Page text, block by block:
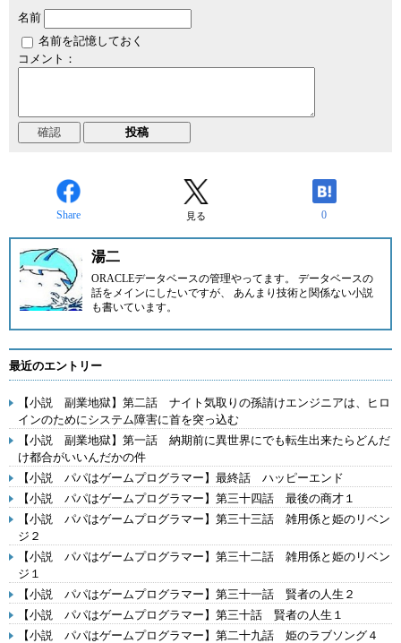
名前
名前を記憶しておく
コメント：
Share 見る 0
湯二
ORACLEデータベースの管理やってます。 データベースの
話をメインにしたいですが、 あんまり技術と関係ない小説
も書いています。
最近のエントリー
【小説 副業地獄】第二話 ナイト気取りの孫請けエンジニアは、ヒロ
インのためにシステム障害に首を突っ込む
【小説 副業地獄】第一話 納期前に異世界にでも転生出来たらどんだ
け都合がいいんだかの件
【小説 パパはゲームプログラマー】最終話 ハッピーエンド
【小説 パパはゲームプログラマー】第三十四話 最後の商才１
【小説 パパはゲームプログラマー】第三十三話 雑用係と姫のリベン
ジ２
【小説 パパはゲームプログラマー】第三十二話 雑用係と姫のリベン
ジ１
【小説 パパはゲームプログラマー】第三十一話 賢者の人生２
【小説 パパはゲームプログラマー】第三十話 賢者の人生１
【小説 パパはゲームプログラマー】第二十九話 姫のラブソング４